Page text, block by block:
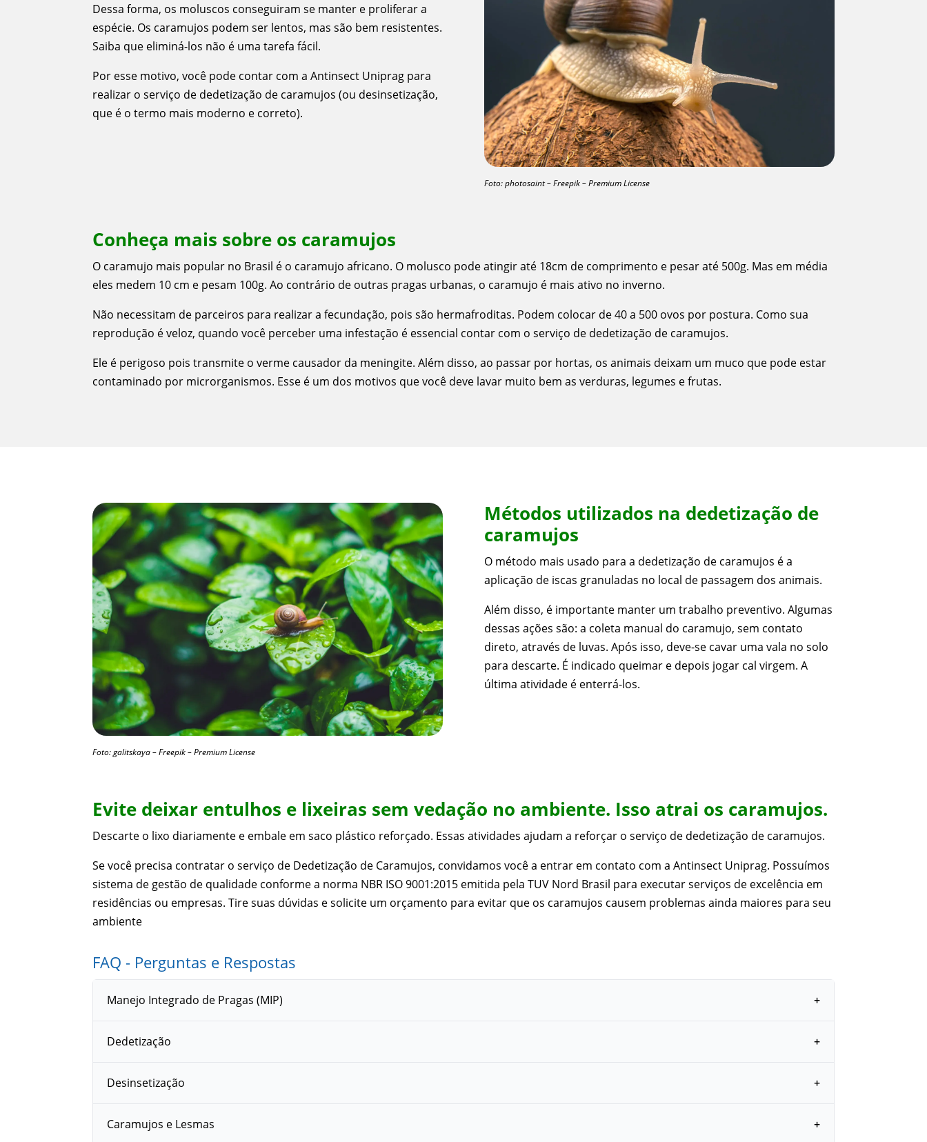
Dessa forma, os moluscos conseguiram se manter e proliferar a
espécie. Os caramujos podem ser lentos, mas são bem resistentes.
Saiba que eliminá-los não é uma tarefa fácil.
Por esse motivo, você pode contar com a Antinsect Uniprag para
realizar o serviço de dedetização de caramujos (ou desinsetização,
que é o termo mais moderno e correto).
Foto: photosaint – Freepik – Premium License
Conheça mais sobre os caramujos
O caramujo mais popular no Brasil é o caramujo africano. O molusco pode atingir até 18cm de comprimento e pesar até 500g. Mas em média
eles medem 10 cm e pesam 100g. Ao contrário de outras pragas urbanas, o caramujo é mais ativo no inverno.
Não necessitam de parceiros para realizar a fecundação, pois são hermafroditas. Podem colocar de 40 a 500 ovos por postura. Como sua
reprodução é veloz, quando você perceber uma infestação é essencial contar com o serviço de dedetização de caramujos.
Ele é perigoso pois transmite o verme causador da meningite. Além disso, ao passar por hortas, os animais deixam um muco que pode estar
contaminado por microrganismos. Esse é um dos motivos que você deve lavar muito bem as verduras, legumes e frutas.
Foto: galitskaya – Freepik – Premium License
Métodos utilizados na dedetização de
caramujos
O método mais usado para a dedetização de caramujos é a
aplicação de iscas granuladas no local de passagem dos animais.
Além disso, é importante manter um trabalho preventivo. Algumas
dessas ações são: a coleta manual do caramujo, sem contato
direto, através de luvas. Após isso, deve-se cavar uma vala no solo
para descarte. É indicado queimar e depois jogar cal virgem. A
última atividade é enterrá-los.
Evite deixar entulhos e lixeiras sem vedação no ambiente. Isso atrai os caramujos.
Descarte o lixo diariamente e embale em saco plástico reforçado. Essas atividades ajudam a reforçar o serviço de dedetização de caramujos.
Se você precisa contratar o serviço de Dedetização de Caramujos, convidamos você a entrar em contato com a Antinsect Uniprag. Possuímos
sistema de gestão de qualidade conforme a norma NBR ISO 9001:2015 emitida pela TUV Nord Brasil para executar serviços de excelência em
residências ou empresas. Tire suas dúvidas e solicite um orçamento para evitar que os caramujos causem problemas ainda maiores para seu
ambiente
FAQ - Perguntas e Respostas
Manejo Integrado de Pragas (MIP)
Dedetização
Desinsetização
Caramujos e Lesmas